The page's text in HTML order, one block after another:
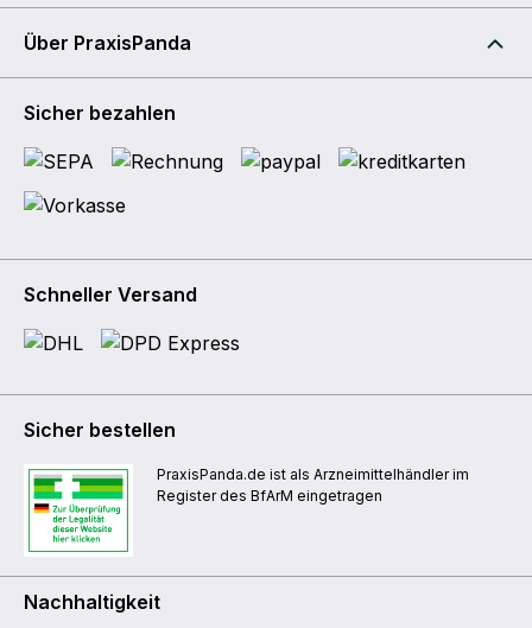
Über PraxisPanda
Sicher bezahlen
Schneller Versand
Sicher bestellen
PraxisPanda.de ist als Arzneimittelhändler im
Register des BfArM eingetragen
Nachhaltigkeit